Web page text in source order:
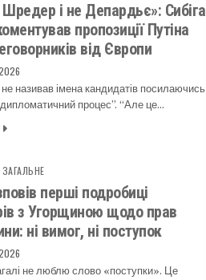
і не Депардьє»: Сибіга
пропозиції Путіна
від Європи
називав імена кандидатів посилаючись
процес”. “Але це…
ЗАГАЛЬНЕ
перші подробиці
з Угорщиною щодо прав
ні вимог, ні поступок
не люблю слово «поступки». Це